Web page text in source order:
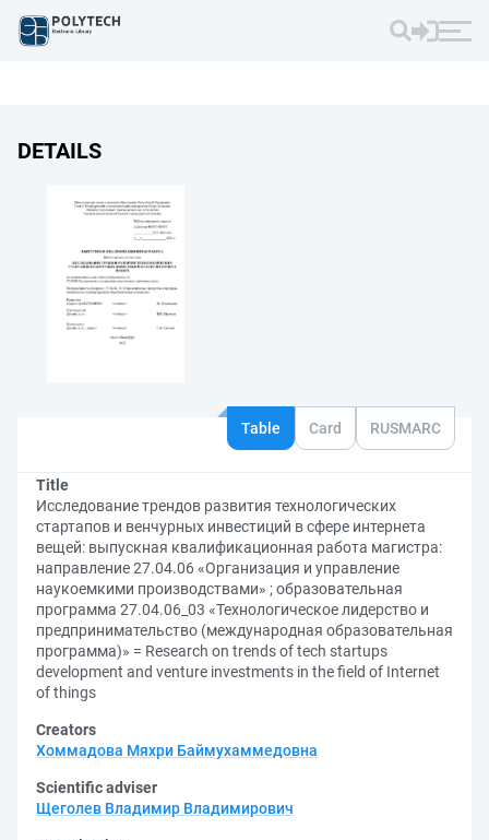
DETAILS
Table Card RUSMARC
Title
Исследование трендов развития технологических
стартапов и венчурных инвестиций в сфере интернета
вещей: выпускная квалификационная работа магистра:
направление 27.04.06 «Организация и управление
наукоемкими производствами» ; образовательная
программа 27.04.06_03 «Технологическое лидерство и
предпринимательство (международная образовательная
программа)» = Research on trends of tech startups
development and venture investments in the field of Internet
of things
Creators
Хоммадова Мяхри Баймухаммедовна
Scientific adviser
Щеголев Владимир Владимирович